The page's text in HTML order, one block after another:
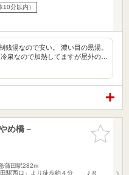
10分以内）
銭湯なので安い。 濃い目の黒湯。
泉なので加熱してますが屋外の…
お気に入
りに追加
め橋－
蒲田駅282m
駅西口」より徒歩約４分 ＪＲ